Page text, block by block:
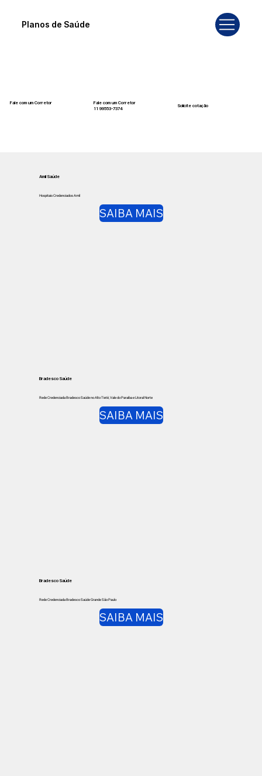
Planos de Saúde
Amil Saúde
Hospitais Credenciados Amil
SAIBA MAIS
Bradesco Saúde
Rede Credenciada Bradesco Saúde no Alto Tietê, Vale do Paraíba e Litoral Norte
SAIBA MAIS
Bradesco Saúde
Rede Credenciada Bradesco Saúde Grande São Paulo
SAIBA MAIS
Fale com um Corretor
Fale com um Corretor
11 99553-7374
Solicite cotação